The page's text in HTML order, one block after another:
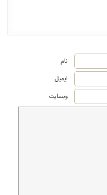
نام
ایمیل
وبسایت